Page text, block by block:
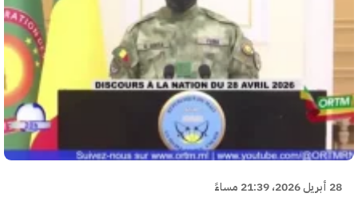
28 أبريل 2026، 21:39 مساءً